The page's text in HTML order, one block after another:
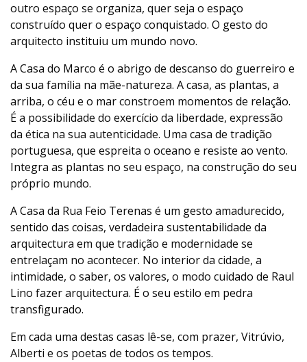
outro espaço se organiza, quer seja o espaço
construído quer o espaço conquistado. O gesto do
arquitecto instituiu um mundo novo.
A Casa do Marco é o abrigo de descanso do guerreiro e
da sua família na mãe-natureza. A casa, as plantas, a
arriba, o céu e o mar constroem momentos de relação.
É a possibilidade do exercício da liberdade, expressão
da ética na sua autenticidade. Uma casa de tradição
portuguesa, que espreita o oceano e resiste ao vento.
Integra as plantas no seu espaço, na construção do seu
próprio mundo.
A Casa da Rua Feio Terenas é um gesto amadurecido,
sentido das coisas, verdadeira sustentabilidade da
arquitectura em que tradição e modernidade se
entrelaçam no acontecer. No interior da cidade, a
intimidade, o saber, os valores, o modo cuidado de Raul
Lino fazer arquitectura. É o seu estilo em pedra
transfigurado.
Em cada uma destas casas lê-se, com prazer, Vitrúvio,
Alberti e os poetas de todos os tempos.